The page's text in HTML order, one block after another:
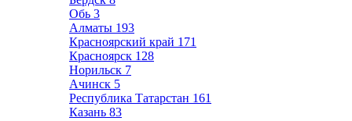
Обь 3
Алматы 193
Красноярский край 171
Красноярск 128
Норильск 7
Ачинск 5
Республика Татарстан 161
Казань 83